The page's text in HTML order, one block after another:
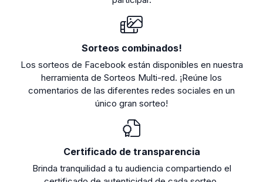
Sorteos combinados!
Los sorteos de Facebook están disponibles en nuestra
herramienta de Sorteos Multi-red. ¡Reúne los
comentarios de las diferentes redes sociales en un
único gran sorteo!
Certificado de transparencia
Brinda tranquilidad a tu audiencia compartiendo el